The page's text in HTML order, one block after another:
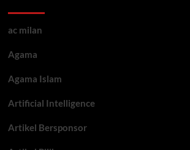
ac milan
Agama
Agama Islam
Artificial Intelligence
Artikel Bersponsor